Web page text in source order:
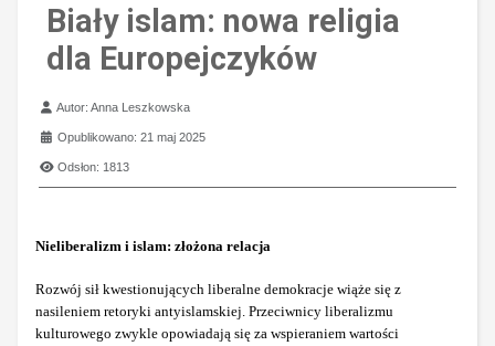
Biały islam: nowa religia
dla Europejczyków
Szczegóły
Autor:Anna Leszkowska
Opublikowano: 21 maj 2025
Odsłon: 1813
Nieliberalizm i islam: złożona relacja
Rozwój sił kwestionujących liberalne demokracje wiąże się z
nasileniem retoryki antyislamskiej. Przeciwnicy liberalizmu
kulturowego zwykle opowiadają się za wspieraniem wartości